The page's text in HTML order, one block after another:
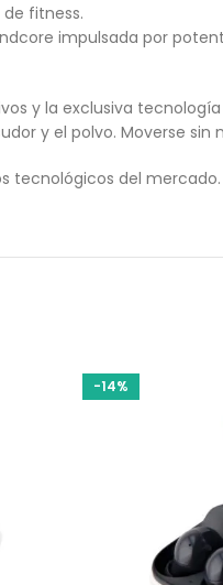
fitness.
impulsada por
y la exclusiva
y el polvo. Moverse sin
tecnológicos del mercado.
-14%